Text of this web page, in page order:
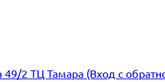
49/2 ТЦ Тамара (Вход с